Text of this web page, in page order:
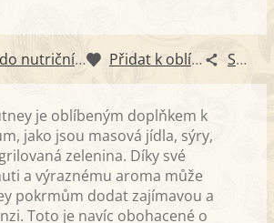
Zapsat do nutričního diáře Přidat k oblíbeným Sdílet
je oblíbeným doplňkem k
jako jsou masová jídla, sýry,
zelenina. Díky své
a výraznému aroma může
pokrmům dodat zajímavou a
Toto je navíc obohacené o